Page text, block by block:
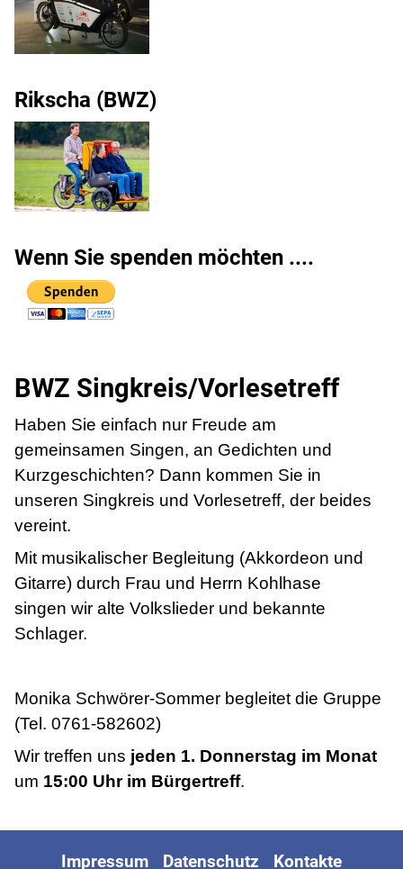
Rikscha (BWZ)
Wenn Sie spenden möchten ....
BWZ Singkreis/Vorlesetreff
Haben Sie einfach nur Freude am
gemeinsamen Singen, an Gedichten und
Kurzgeschichten? Dann kommen Sie in
unseren Singkreis und Vorlesetreff, der beides
vereint.
Mit musikalischer Begleitung (Akkordeon und
Gitarre) durch Frau und Herrn Kohlhase
singen wir alte Volkslieder und bekannte
Schlager.
Monika Schwörer-Sommer begleitet die Gruppe
(Tel. 0761-582602)
Wir treffen uns jeden 1. Donnerstag im Monat
um 15:00 Uhr im Bürgertreff.
Impressum Datenschutz Kontakte